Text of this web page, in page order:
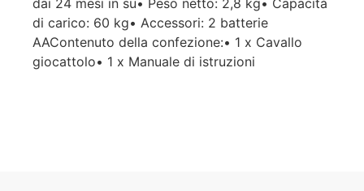
di carico: 60 kg• Accessori: 2 batterie
AAContenuto della confezione:• 1 x Cavallo
giocattolo• 1 x Manuale di istruzioni